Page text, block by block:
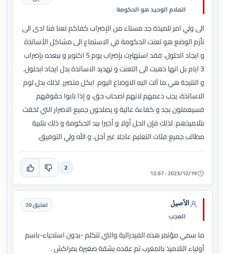
الملام الوحيد هو الحكومة
الى ولي امر تلميذة جد مستاء من الإضراب كفاكم تعنا فنا ادى الى
تأزم الوضع هو تعنت الحكومة في الاستماع الى مشاكل الأساتذة
و ايجاد الحلول. فقد استهترت بإضراب يوم 5 اكتوبر و ببعده بإضراب
3 ايام بل انها ذهبت الى التعنت و تهديد الاساتذة بدل ايجاد ابحلول.
و النتيجة هي ما آلت اليه الاوضاع اليوم. ابكل متضرر. لذلك بدل لوم
الاساتذة، يجب دعمهم لانهم اصحاب حق، و إذا نابوا حقوقهم
فسيعملون بجد و كفاءة عالية و يصلحون جميع الاضرار التي لخقت
بتلاميذهم. لذلك فإن الحل أولا و أخيرا بيد الحكومة و ذلك بتلبية
مطالب جميع فئات التعليم عاجلا غير آجل. و الله ولي التوفيق.
2023/12/19 - 12:57
2
الأصيل
العجب
تعليق 20
ما سمي مؤتمر هذه الفيدرالية والتي تتكلم -بدون استحياء-باسم
أولياء التلاميذ بالمغرب تم عقده بشقة صغيرة بمراكش .